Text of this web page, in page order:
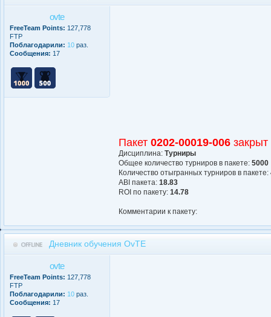
ovte
FreeTeam Points: 127,778
FTP
Поблагодарили: 10 раз.
Сообщения: 17
Пакет 0202-00019-006
Дисциплина: Турниры
Общее количество турниров в пакете: 5000
Количество отыгранных турниров в пакете:
АBI пакета: 18.83
ROI по пакету: 14.78
Комментарии к пакету:
Дневник обучения OvTE
ovte
FreeTeam Points: 127,778
FTP
Поблагодарили: 10 раз.
Сообщения: 17